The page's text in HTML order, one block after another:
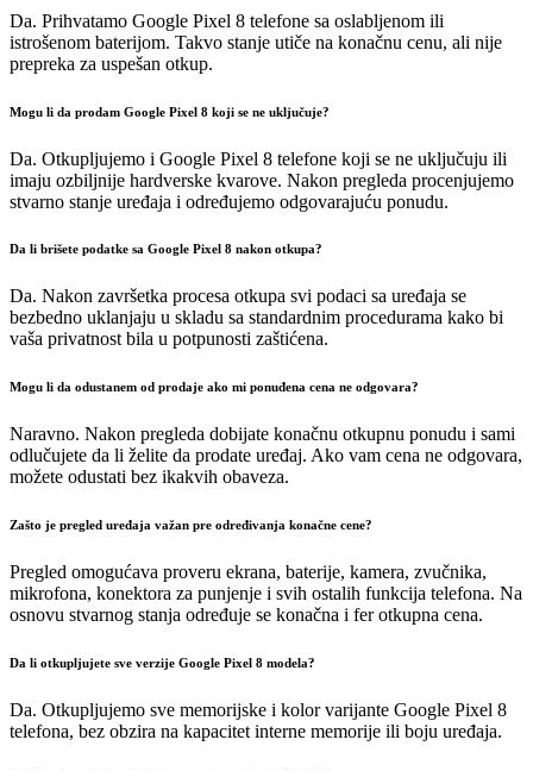
Da. Prihvatamo Google Pixel 8 telefone sa oslabljenom ili
istrošenom baterijom. Takvo stanje utiče na konačnu cenu, ali nije
prepreka za uspešan otkup.
Mogu li da prodam Google Pixel 8 koji se ne uključuje?
Da. Otkupljujemo i Google Pixel 8 telefone koji se ne uključuju ili
imaju ozbiljnije hardverske kvarove. Nakon pregleda procenjujemo
stvarno stanje uređaja i određujemo odgovarajuću ponudu.
Da li brišete podatke sa Google Pixel 8 nakon otkupa?
Da. Nakon završetka procesa otkupa svi podaci sa uređaja se
bezbedno uklanjaju u skladu sa standardnim procedurama kako bi
vaša privatnost bila u potpunosti zaštićena.
Mogu li da odustanem od prodaje ako mi ponuđena cena ne odgovara?
Naravno. Nakon pregleda dobijate konačnu otkupnu ponudu i sami
odlučujete da li želite da prodate uređaj. Ako vam cena ne odgovara,
možete odustati bez ikakvih obaveza.
Zašto je pregled uređaja važan pre određivanja konačne cene?
Pregled omogućava proveru ekrana, baterije, kamera, zvučnika,
mikrofona, konektora za punjenje i svih ostalih funkcija telefona. Na
osnovu stvarnog stanja određuje se konačna i fer otkupna cena.
Da li otkupljujete sve verzije Google Pixel 8 modela?
Da. Otkupljujemo sve memorijske i kolor varijante Google Pixel 8
telefona, bez obzira na kapacitet interne memorije ili boju uređaja.